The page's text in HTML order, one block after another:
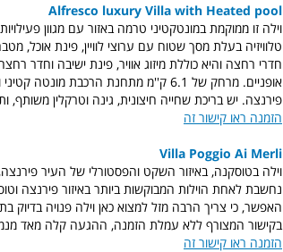
Alfresco luxury Villa with Heated pool
וילה זו ממוקמת במונטקטיני טרמה באזור עם מגוון
חדרי רחצה והיא כוללת מיזוג אוויר, פינת ישיבה וחדר
פירנצה. יש בריכת שחייה חיצונית, גינה וטרקלין משותף,
הזמנה ראו קישור זה
Villa Poggio Ai Merli
וילה בטוסקנה, באיזור השקט והפסטורלי של העיר
נחשבת לאחת הוילות המבוקשות ביותר באיזור פירנצה
האפשר, כי צריך הרבה מזל למצוא כאן וילה פנויה בדיוק
בקישור המצורף ללא עמלת הזמנה, ההגעה קלה מאד
הזמנה ראו קישור זה